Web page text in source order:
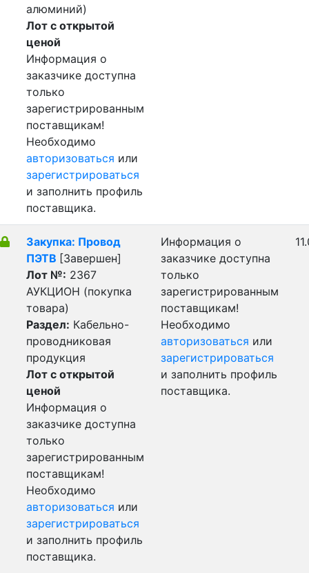
алюминий)
Лот с открытой
ценой
Информация о
заказчике доступна
только
зарегистрированным
поставщикам!
Необходимо
авторизоваться или
зарегистрироваться
и заполнить профиль
поставщика.
Закупка: Провод
ПЭТВ [Завершен]
Лот №: 2367
АУКЦИОН (покупка
товара)
Раздел: Кабельно-
проводниковая
продукция
Лот с открытой
ценой
Информация о
заказчике доступна
только
зарегистрированным
поставщикам!
Необходимо
авторизоваться или
зарегистрироваться
и заполнить профиль
поставщика.
Информация о
заказчике доступна
только
зарегистрированным
поставщикам!
Необходимо
авторизоваться или
зарегистрироваться
и заполнить профиль
поставщика.